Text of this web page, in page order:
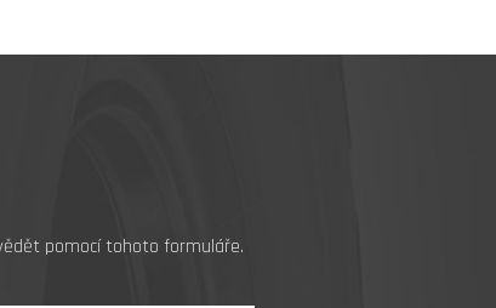
pomocí tohoto formuláře.